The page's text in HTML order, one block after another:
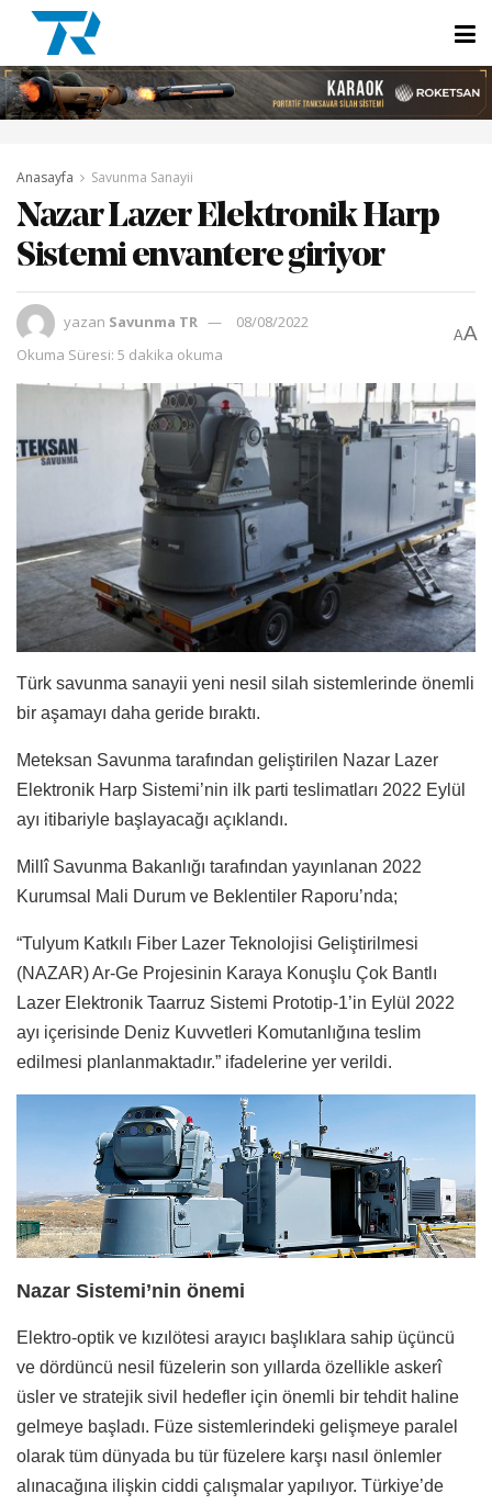
Anasayfa Savunma Sanayii
Nazar Lazer Elektronik Harp
Sistemi envantere giriyor
yazan Savunma TR
08/08/2022
Okuma Süresi: 5 dakika okuma
AA
Türk savunma sanayii yeni nesil silah sistemlerinde önemli
bir aşamayı daha geride bıraktı.
Meteksan Savunma tarafından geliştirilen Nazar Lazer
Elektronik Harp Sistemi’nin ilk parti teslimatları 2022 Eylül
ayı itibariyle başlayacağı açıklandı.
Millî Savunma Bakanlığı tarafından yayınlanan 2022
Kurumsal Mali Durum ve Beklentiler Raporu’nda;
“Tulyum Katkılı Fiber Lazer Teknolojisi Geliştirilmesi
(NAZAR) Ar-Ge Projesinin Karaya Konuşlu Çok Bantlı
Lazer Elektronik Taarruz Sistemi Prototip-1’in Eylül 2022
ayı içerisinde Deniz Kuvvetleri Komutanlığına teslim
edilmesi planlanmaktadır.” ifadelerine yer verildi.
Nazar Sistemi’nin önemi
Elektro-optik ve kızılötesi arayıcı başlıklara sahip üçüncü
ve dördüncü nesil füzelerin son yıllarda özellikle askerî
üsler ve stratejik sivil hedefler için önemli bir tehdit haline
gelmeye başladı. Füze sistemlerindeki gelişmeye paralel
olarak tüm dünyada bu tür füzelere karşı nasıl önlemler
alınacağına ilişkin ciddi çalışmalar yapılıyor. Türkiye’de